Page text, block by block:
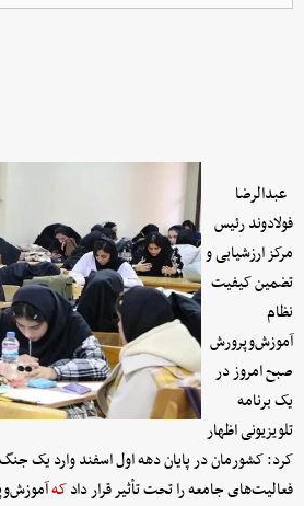
عبدالرضا
فولادوند رئیس
مرکز ارزشیابی و
تضمین کیفیت
نظام
آموزش‌وپرورش
صبح امروز در
یک برنامه
تلویزیونی اظهار
کرد: کشورمان در پایان دهه اول اسفند وارد یک
فعالیت‌های جامعه را تحت تأثیر قرار دادکه